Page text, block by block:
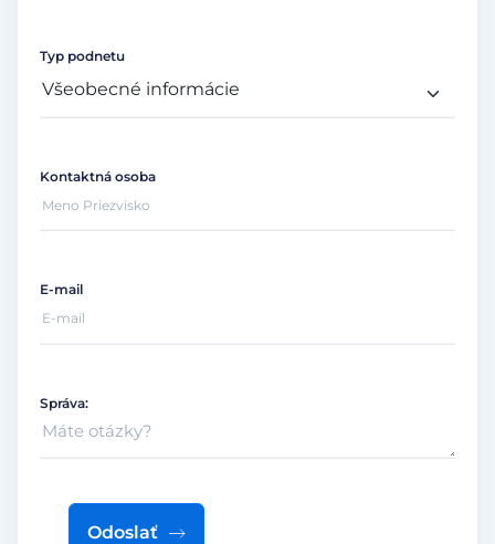
Typ podnetu
Kontaktná osoba
E-mail
Správa:
Odoslať